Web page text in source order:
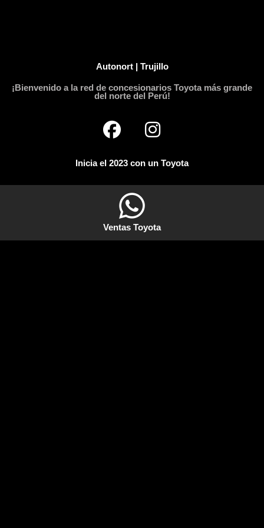
Autonort | Trujillo
¡Bienvenido a la red de concesionarios Toyota más grande
del norte del Perú!
F
a
c
e
b
o
o
k
I
n
t
a
r
a
Inicia el 2023 con un Toyota
Ventas Toyota